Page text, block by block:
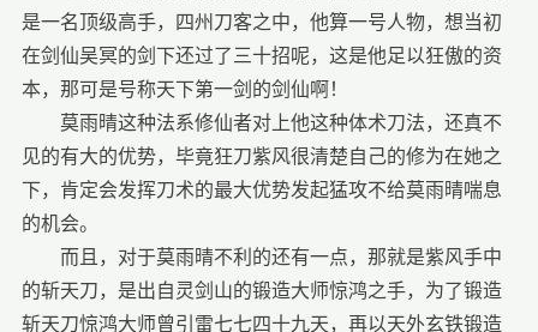
是一名顶级高手，四州刀客之中，他算一号人物，想当初
在剑仙吴冥的剑下还过了三十招呢，这是他足以狂傲的资
本，那可是号称天下第一剑的剑仙啊！
莫雨晴这种法系修仙者对上他这种体术刀法，还真不
见的有大的优势，毕竟狂刀紫风很清楚自己的修为在她之
下，肯定会发挥刀术的最大优势发起猛攻不给莫雨晴喘息
的机会。
而且，对于莫雨晴不利的还有一点，那就是紫风手中
的斩天刀，是出自灵剑山的锻造大师惊鸿之手，为了锻造
斩天刀惊鸿大师曾引雷七七四十九天，再以天外玄铁锻造